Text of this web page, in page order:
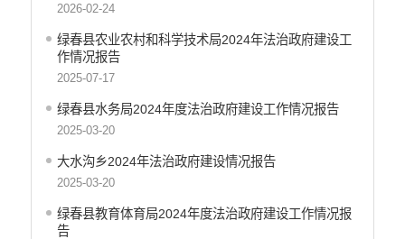
乡村振兴
社会救助
生态环境
食品药品监督
产品质量
公共文化服务
2026-02-24
绿春县农业农村和科学技术局2024年法治政府建设工
作情况报告
2025-07-17
绿春县水务局2024年度法治政府建设工作情况报告
2025-03-20
大水沟乡2024年法治政府建设情况报告
2025-03-20
绿春县教育体育局2024年度法治政府建设工作情况报
告